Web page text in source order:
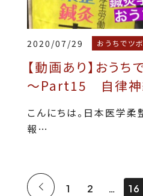
2020/07/29 おうちでツ
【動画あり】おうち
～Part15 自律神
こんにちは。日本医学
報…
1 2 16